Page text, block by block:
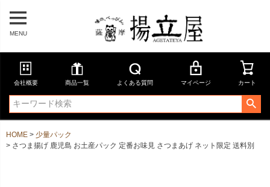
MENU
会社概要 商品一覧 よくある質問 マイページ カート
HOME
少量パック
さつま揚げ 鹿児島 お土産パック 定番お味見 さつまあげ ネット限定 送料別